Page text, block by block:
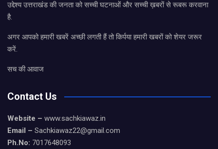
उद्देश्य उत्तराखंड की जनता को सच्ची घटनाओं और सच्ची ख़बरों से रूबरू करवाना
है.
अगर आपको हमारी खबरें अच्छी लगती हैं तो किर्पया हमारी खबरों को शेयर जरूर
करें.
सच की आवाज
Contact Us
Website – www.sachkiawaz.in
Email – Sachkiawaz22@gmail.com
Ph.No: 7017648093